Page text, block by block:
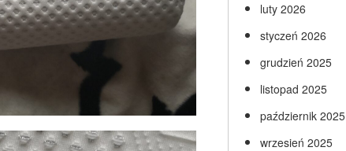
luty 2026
styczeń 2026
grudzień 2025
listopad 2025
październik 2025
wrzesień 2025